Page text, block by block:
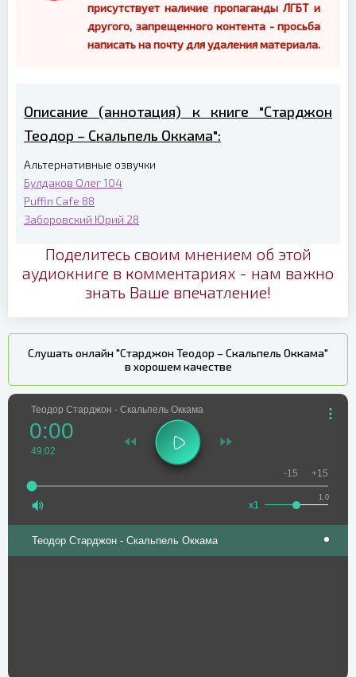
присутствует наличие пропаганды ЛГБТ и
другого, запрещенного контента - просьба
написать на почту для удаления материала.
Описание (аннотация) к книге "Старджон
Теодор – Скальпель Оккама":
Альтернативные озвучки
Булдаков Олег104
Puffin Cafe 88
Заборовский Юрий 28
Поделитесь своим мнением об этой
аудиокниге в комментариях - нам важно
знать Ваше впечатление!
Слушать онлайн "Старджон Теодор – Скальпель Оккама"
в хорошем качестве
Теодор Старджон - Скальпель Оккама
0:00
49:02
1.0
x1
-15 +15
Теодор Старджон - Скальпель Оккама